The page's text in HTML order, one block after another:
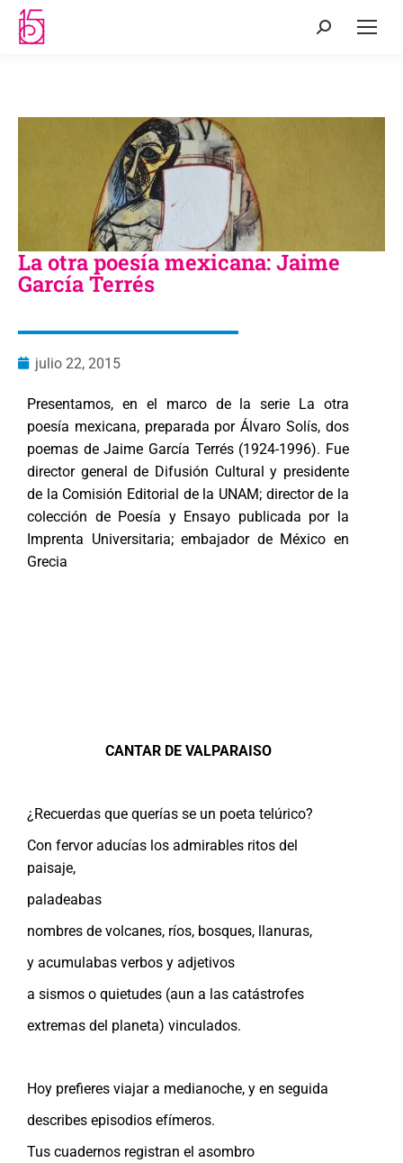
La otra poesía mexicana: Jaime
García Terrés
julio 22, 2015
Presentamos, en el marco de la serie La otra
poesía mexicana, preparada por Álvaro Solís, dos
poemas de Jaime García Terrés (1924-1996). Fue
director general de Difusión Cultural y presidente
de la Comisión Editorial de la UNAM; director de la
colección de Poesía y Ensayo publicada por la
Imprenta Universitaria; embajador de México en
Grecia
CANTAR DE VALPARAISO
¿Recuerdas que querías se un poeta telúrico?
Con fervor aducías los admirables ritos del
paisaje,
paladeabas
nombres de volcanes, ríos, bosques, llanuras,
y acumulabas verbos y adjetivos
a sismos o quietudes (aun a las catástrofes
extremas del planeta) vinculados.
Hoy prefieres viajar a medianoche, y en seguida
describes episodios efímeros.
Tus cuadernos registran el asombro